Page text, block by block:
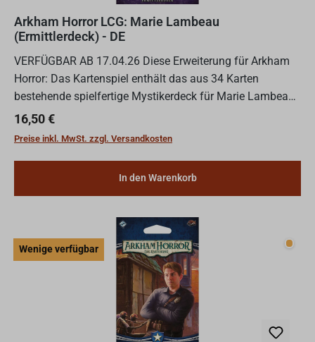
Arkham Horror LCG: Marie Lambeau
(Ermittlerdeck) - DE
VERFÜGBAR AB 17.04.26 Diese Erweiterung für Arkham
Horror: Das Kartenspiel enthält das aus 34 Karten
bestehende spielfertige Mystikerdeck für Marie Lambeau
sowie 26 Verbesserungen für dieses Ermittlerdeck. Das
Deck un...
Regulärer Preis:
16,50 €
Preise inkl. MwSt. zzgl. Versandkosten
In den Warenkorb
Wenige verfügbar